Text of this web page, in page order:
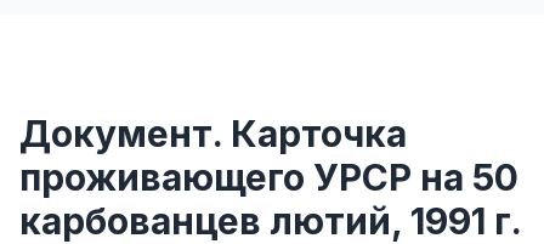
Документ. Карточка
проживающего УРСР на 50
карбованцев лютий, 1991 г.